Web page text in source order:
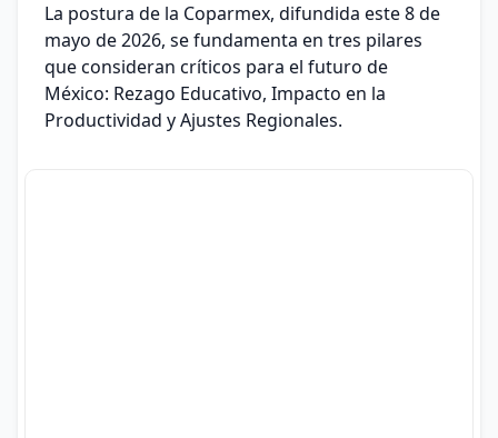
La postura de la Coparmex, difundida este 8 de
mayo de 2026, se fundamenta en tres pilares
que consideran críticos para el futuro de
México: Rezago Educativo, Impacto en la
Productividad y Ajustes Regionales.